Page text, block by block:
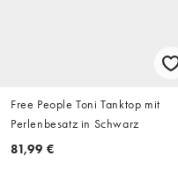
Free People Toni Tanktop mit
Perlenbesatz in Schwarz
81,99 €